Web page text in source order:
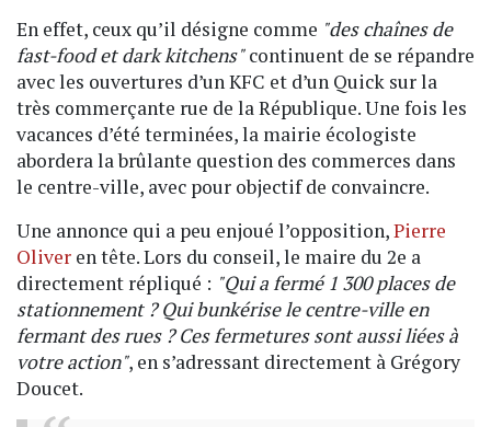
En effet, ceux qu’il désigne comme "des chaînes de
fast-food et dark kitchens"continuent de se répandre
avec les ouvertures d’un KFC et d’un Quick sur la
très commerçante rue de la République. Une fois les
vacances d’été terminées, la mairie écologiste
abordera la brûlante question des commerces dans
le centre-ville, avec pour objectif de convaincre.
Une annonce qui a peu enjoué l’opposition,Pierre
Oliver en tête. Lors du conseil, le maire du 2e a
directement répliqué : "Qui a fermé 1 300 places de
stationnement ? Qui bunkérise le centre-ville en
fermant des rues ? Ces fermetures sont aussi liées à
votre action", en s’adressant directement à Grégory
Doucet.